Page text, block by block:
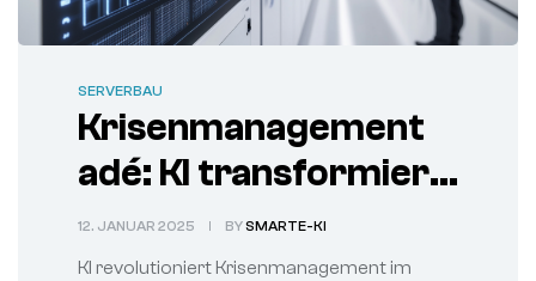
SERVERBAU
Krisenmanagement
adé: KI transformiert
Serverbau-Branche
12. JANUAR 2025 BYSMARTE-KI
KI revolutioniert Krisenmanagement im